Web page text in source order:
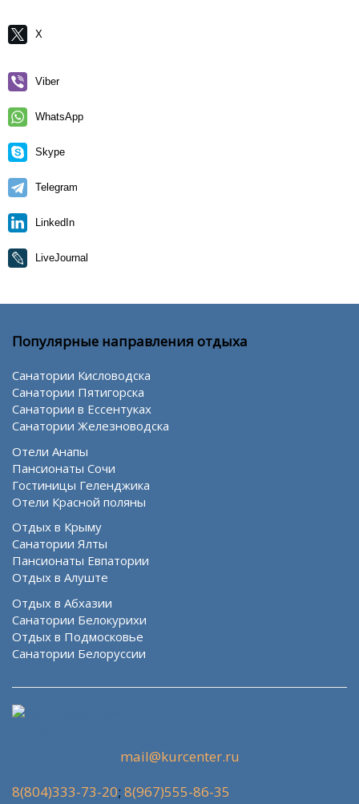
X
Viber
WhatsApp
Skype
Telegram
LinkedIn
LiveJournal
Популярные направления отдыха
Санатории Кисловодска
Санатории Пятигорска
Санатории в Ессентуках
Санатории Железноводска
Отели Анапы
Пансионаты Сочи
Гостиницы Геленджика
Отели Красной поляны
Отдых в Крыму
Санатории Ялты
Пансионаты Евпатории
Отдых в Алуште
Отдых в Абхазии
Санатории Белокурихи
Отдых в Подмосковье
Санатории Белоруссии
mail@kurcenter.ru
8(804)333-73-20; 8(967)555-86-35